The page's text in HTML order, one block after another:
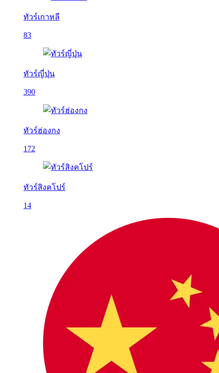
ทัวร์เกาหลี
83
ทัวร์ญี่ปุ่น
390
ทัวร์ฮ่องกง
172
ทัวร์สิงคโปร์
14